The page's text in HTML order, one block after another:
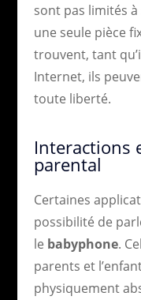
sont pas limités
une seule pièce
trouvent, tant
Internet, ils
toute liberté.
Interactions
parental
Certaines
possibilité de
le babyphone.
parents et
physiquement